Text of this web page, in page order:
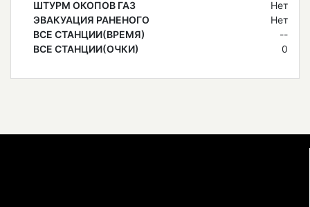
ШТУРМ ОКОПОВ ГАЗ
Нет
ЭВАКУАЦИЯ РАНЕНОГО
Нет
ВСЕ СТАНЦИИ(ВРЕМЯ)
--
ВСЕ СТАНЦИИ(ОЧКИ)
0